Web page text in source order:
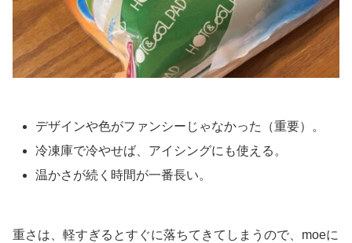
デザインや色がファンシーじゃなかった（重要）。
冷凍庫で冷やせば、アイシングにも使える。
温かさが続く時間が一番長い。
重さは、軽すぎるとすぐに落ちてきてしまうので、moeに